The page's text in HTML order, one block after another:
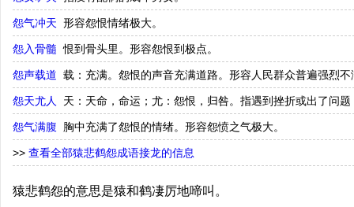
怨气冲天 形容怨恨情绪极大。
怨入骨髓 恨到骨头里。形容怨恨到极点。
怨声载道 载：充满。怨恨的声音充满道路。形容人民群众普遍强烈不
怨天尤人 天：天命，命运；尤：怨恨，归咎。指遇到挫折或出了问
怨气满腹 胸中充满了怨恨的情绪。形容怨愤之气极大。
>> 查看全部猿悲鹤怨成语接龙的信息
猿悲鹤怨的意思是猿和鹤凄厉地啼叫。